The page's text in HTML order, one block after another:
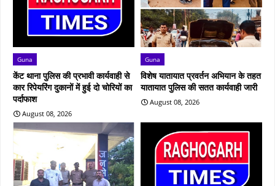
Guna
केंट थाना पुलिस की प्रभावी कार्यवाही से
कार रिपेयरिंग दुकानों में हुई दो चोरियों का
पर्दाफाश
August 08, 2026
Guna
विशेष यातायात प्रवर्तन अभियान के तहत
यातायात पुलिस की सतत कार्यवाही जारी
August 08, 2026